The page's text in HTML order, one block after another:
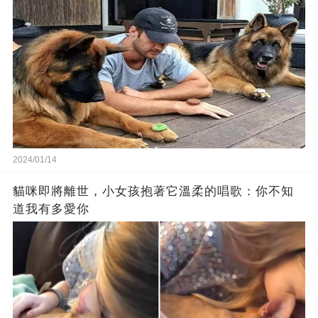
2024/01/14
貓咪即將離世，小女孩抱著它溫柔的唱歌：你不知
道我有多愛你